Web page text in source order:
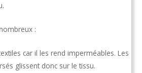
:
car il les rend imperméables. Les
glissent donc sur le tissu.